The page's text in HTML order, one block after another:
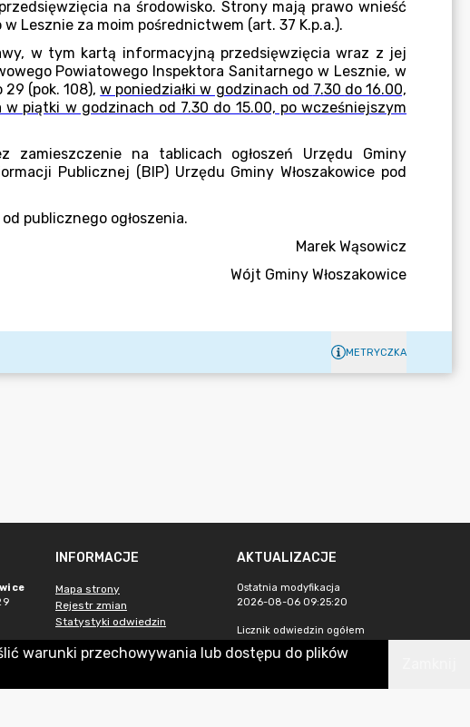
METRYCZKA
INFORMACJE
Mapa strony
Rejestr zmian
Statystyki odwiedzin
AKTUALIZACJE
Ostatnia modyfikacja
2026-08-06 09:25:20
Licznik odwiedzin ogółem
113 061
07
warunki przechowywania lub dostępu do plików